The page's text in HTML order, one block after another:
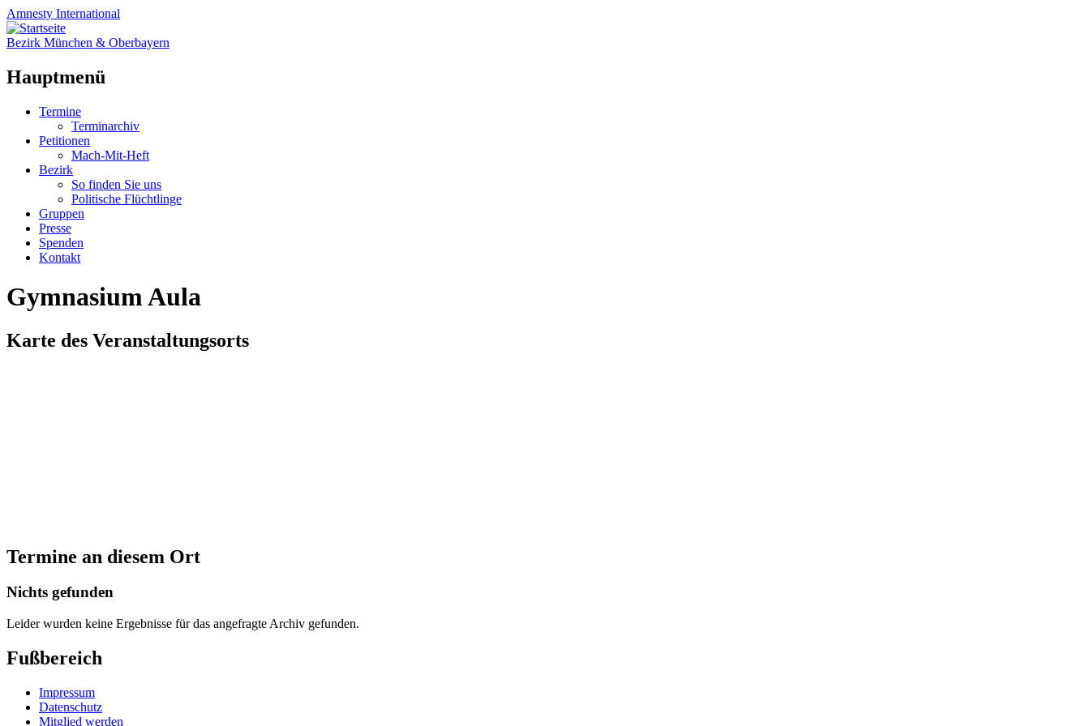
Amnesty International
Bezirk München & Oberbayern
Hauptmenü
Zum
springen
Termine
Terminarchiv
Petitionen
Mach-Mit-Heft
Bezirk
So finden Sie uns
Politische Flüchtlinge
Gruppen
Presse
Spenden
Kontakt
Gymnasium Aula
Karte des Veranstaltungsorts
Termine an diesem Ort
Nichts gefunden
Leider wurden keine Ergebnisse für das angefragte Archiv gefunden.
Fußbereich
Impressum
Datenschutz
Mitglied werden